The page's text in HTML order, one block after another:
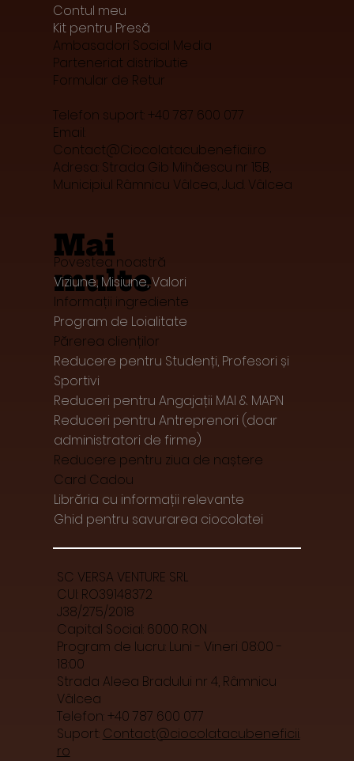
Mai
multe
Contul meu
Kit pentru Presă
Ambasadori Social Media
Parteneriat distributie
Formular de Retur
Telefon suport: +40 787 600 077
Email:
Contact@Ciocolatacubeneficii.ro
Adresa: Strada Gib Mihăescu nr 15B,
Municipiul Râmnicu Vâlcea, Jud. Vâlcea
Povestea noastră
Viziune, Misiune, Valori
Informații ingrediente
Program de Loialitate
Părerea clienților
Reducere pentru Studenți, Profesori și
Sportivi
Reduceri pentru Angajații MAI & MAPN
Reduceri pentru Antreprenori (doar
administratori de firme)
Reducere pentru ziua de naștere
Card Cadou
Librăria cu informații relevante
Ghid pentru savurarea ciocolatei
SC VERSA VENTURE SRL
CUI: RO39148372
J38/275/2018
Capital Social: 6000 RON
Program de lucru: Luni - Vineri 08:00 -
18:00
Strada Aleea Bradului nr 4, Râmnicu
Vâlcea
Telefon: +40 787 600 077
Suport: Contact@ciocolatacubeneficii.
ro